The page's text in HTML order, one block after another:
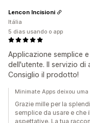
Applicazione semplice
dell'utente. Il servizio di
Consiglio il prodotto!
Lencon Incisioni
Itália
5 dias usando o app
Minimate Apps deixou
Grazie mille per la
semplice da usare e
aspettative. La tua